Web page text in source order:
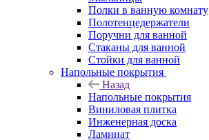
Полки в ванную комнату
Полотенцедержатели
Поручни для ванной
Стаканы для ванной
Стойки для ванной
Напольные покрытия
Назад
Напольные покрытия
Виниловая плитка
Инженерная доска
Ламинат